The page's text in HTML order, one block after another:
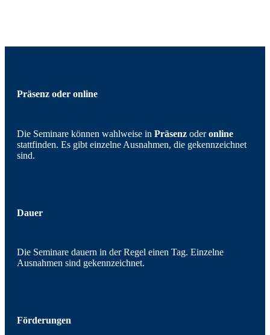
Präsenz oder online
Die Seminare können wahlweise in Präsenz oderonline
stattfinden. Es gibt einzelne Ausnahmen, die gekennzeichnet
sind.
Dauer
Die Seminare dauern in der Regel einen Tag. Einzelne
Ausnahmen sind gekennzeichnet.
Förderungen